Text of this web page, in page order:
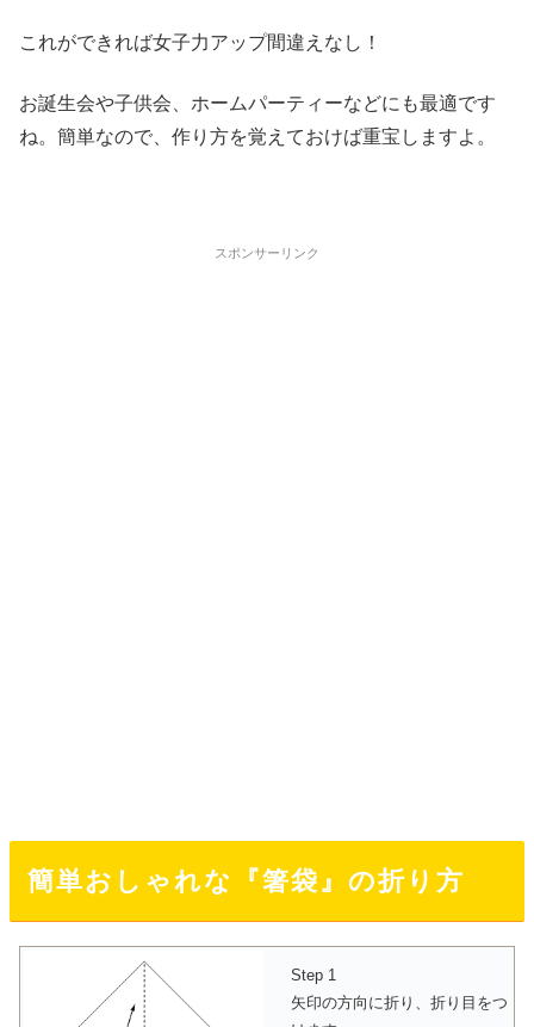
これができれば女子力アップ間違えなし！
お誕生会や子供会、ホームパーティーなどにも最適です
ね。簡単なので、作り方を覚えておけば重宝しますよ。
スポンサーリンク
簡単おしゃれな『箸袋』の折り方
Step 1
矢印の方向に折り、折り目をつ